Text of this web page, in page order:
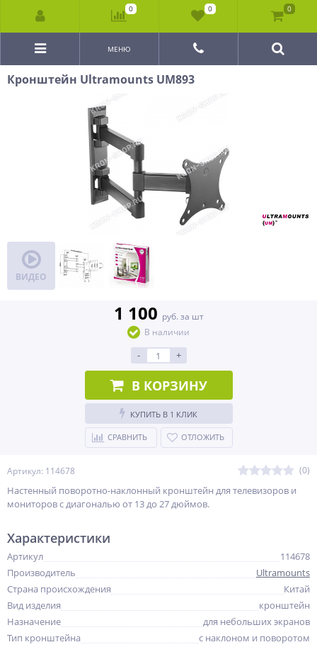
МЕНЮ
Кронштейн Ultramounts UM893
ВИДЕО
Артикул: 114678 (0)
Настенный поворотно-наклонный кронштейн для телевизоров и
мониторов с диагональю от 13 до 27 дюймов.
1 100 руб. за шт
В наличии
- +
В КОРЗИНУ
КУПИТЬ В 1 КЛИК
СРАВНИТЬ ОТЛОЖИТЬ
Характеристики
Артикул
114678
Производитель
Ultramounts
Страна происхождения
Китай
Вид изделия
кронштейн
Назначение
для небольших экранов
Тип кронштейна
с наклоном и поворотом
0 0 0